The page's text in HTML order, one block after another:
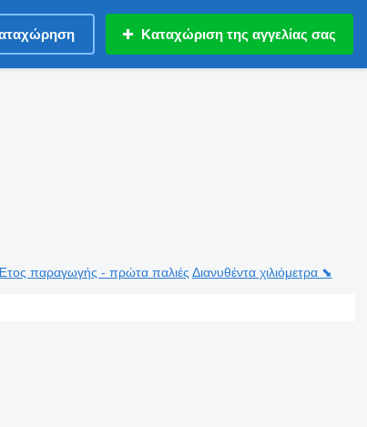
Καταχώριση της αγγελίας σας
παραγωγής - πρώτα παλιές Διανυθέντα χιλιόμετρα ⬊